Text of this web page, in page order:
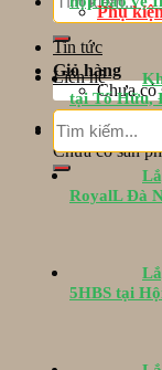
kiếm:
Giỏ hàng
Chưa có
Giỏ hàng
Chưa có sản
Phụ
Tin tức
Liên hệ
Tìm
kiếm:
tại Tố Hữu,
RoyalL Đà
5HBS tại